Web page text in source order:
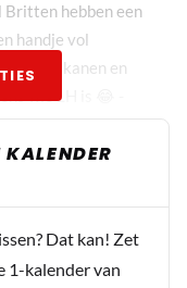
hebben een
handje vol
Afrikanen en
wie LH is 😂 -
zijn erg onder de de
niks met LH)
als ik jou was toch
Dat kan! Zet
1-kalender van